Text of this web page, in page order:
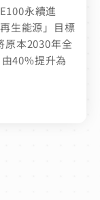
永續進
生能源」目標
原本2030年全
40%提升為